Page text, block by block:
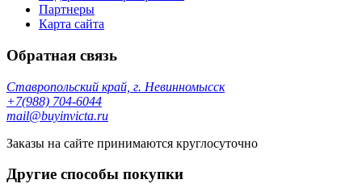
Партнеры
Карта сайта
Обратная связь
Ставропольский край, г. Невинномысск
+7(988) 704-6044
mail@buyinvicta.ru
Заказы на сайте принимаются круглосуточно
Другие способы покупки